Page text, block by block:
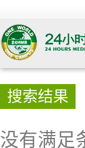
搜索结果
没有满足